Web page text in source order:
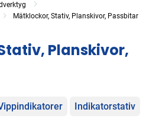
Mätklockor, Stativ, Planskivor, Passbitar
Planskivor,
Indikatorstativ